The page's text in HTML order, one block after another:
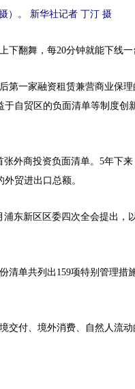
）。 新华社记者 丁汀 摄
翻舞，每20分钟就能下线一
一家融资租赁兼营商业保理
于自贸区的负面清单等制度创
外商投资负面清单。5年下来
贸进出口总额。
新区区委四次全会提出，以
单共列出159项特别管理措
付、境外消费、自然人流动